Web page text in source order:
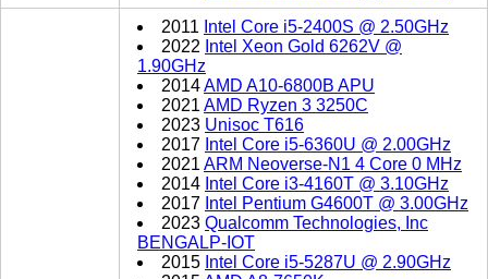
2011 Intel Core i5-2400S @ 2.50GHz
2022 Intel Xeon Gold 6262V @
1.90GHz
2014AMD A10-6800B APU
2021AMD Ryzen 3 3250C
2023 Unisoc T616
2017 Intel Core i5-6360U @ 2.00GHz
2021ARM Neoverse-N1 4 Core 0 MHz
2014 Intel Core i3-4160T @ 3.10GHz
2017 Intel Pentium G4600T @ 3.00GHz
2023 Qualcomm Technologies, Inc
BENGALP-IOT
2015 Intel Core i5-5287U @ 2.90GHz